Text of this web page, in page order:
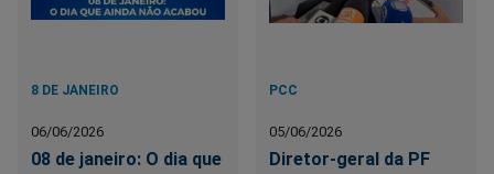
8 DE JANEIRO
06/06/2026
08 de janeiro: O dia que
PCC
05/06/2026
Diretor-geral da PF